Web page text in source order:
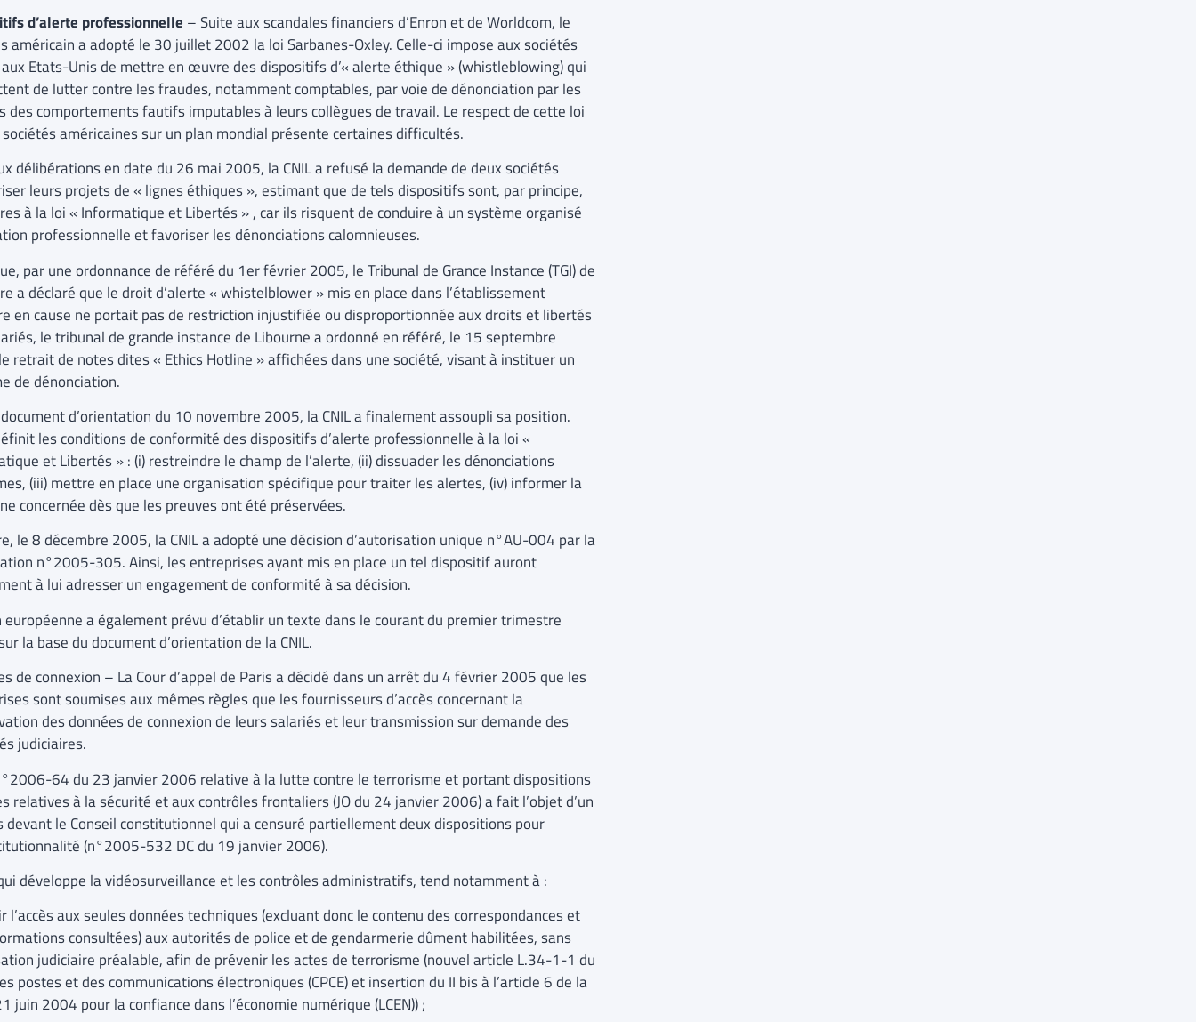
d’alerte professionnelle – Suite aux scandales financiers d’Enron et de Worldcom, le
américain a adopté le 30 juillet 2002 la loi Sarbanes-Oxley. Celle-ci impose aux sociétés
Etats-Unis de mettre en œuvre des dispositifs d’« alerte éthique » (whistleblowing) qui
de lutter contre les fraudes, notamment comptables, par voie de dénonciation par les
des comportements fautifs imputables à leurs collègues de travail. Le respect de cette loi
américaines sur un plan mondial présente certaines difficultés.
délibérations en date du 26 mai 2005, la CNIL a refusé la demande de deux sociétés
leurs projets de « lignes éthiques », estimant que de tels dispositifs sont, par principe,
à la loi « Informatique et Libertés » , car ils risquent de conduire à un système organisé
professionnelle et favoriser les dénonciations calomnieuses.
par une ordonnance de référé du 1er février 2005, le Tribunal de Grance Instance (TGI) de
a déclaré que le droit d’alerte « whistelblower » mis en place dans l’établissement
en cause ne portait pas de restriction injustifiée ou disproportionnée aux droits et libertés
le tribunal de grande instance de Libourne a ordonné en référé, le 15 septembre
retrait de notes dites « Ethics Hotline » affichées dans une société, visant à instituer un
de dénonciation.
d’orientation du 10 novembre 2005, la CNIL a finalement assoupli sa position.
les conditions de conformité des dispositifs d’alerte professionnelle à la loi «
et Libertés » : (i) restreindre le champ de l’alerte, (ii) dissuader les dénonciations
(iii) mettre en place une organisation spécifique pour traiter les alertes, (iv) informer la
concernée dès que les preuves ont été préservées.
le 8 décembre 2005, la CNIL a adopté une décision d’autorisation unique n°AU-004 par la
n°2005-305. Ainsi, les entreprises ayant mis en place un tel dispositif auront
à lui adresser un engagement de conformité à sa décision.
européenne a également prévu d’établir un texte dans le courant du premier trimestre
la base du document d’orientation de la CNIL.
de connexion – La Cour d’appel de Paris a décidé dans un arrêt du 4 février 2005 que les
sont soumises aux mêmes règles que les fournisseurs d’accès concernant la
des données de connexion de leurs salariés et leur transmission sur demande des
judiciaires.
64 du 23 janvier 2006 relative à la lutte contre le terrorisme et portant dispositions
relatives à la sécurité et aux contrôles frontaliers (JO du 24 janvier 2006) a fait l’objet d’un
devant le Conseil constitutionnel qui a censuré partiellement deux dispositions pour
(n°2005-532 DC du 19 janvier 2006).
développe la vidéosurveillance et les contrôles administratifs, tend notamment à :
l’accès aux seules données techniques (excluant donc le contenu des correspondances et
consultées) aux autorités de police et de gendarmerie dûment habilitées, sans
judiciaire préalable, afin de prévenir les actes de terrorisme (nouvel article L.34-1-1 du
postes et des communications électroniques (CPCE) et insertion du II bis à l’article 6 de la
juin 2004 pour la confiance dans l’économie numérique (LCEN)) ;